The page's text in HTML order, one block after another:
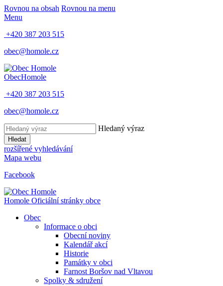
Rovnou na obsah Rovnou na menu
Menu
+420 387 203 515
obec@homole.cz
ObecHomole
+420 387 203 515
obec@homole.cz
Hledaný výraz
Hledat
rozšířené vyhledávání
Mapa webu
Facebook
Homole Oficiální stránky obce
Obec
Informace o obci
Obecní noviny
Kalendář akcí
Historie
Památky v obci
Farnost Boršov nad Vltavou
Spolky & sdružení